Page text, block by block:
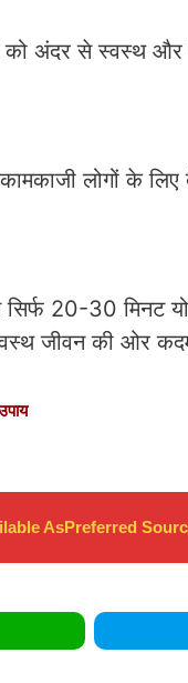
को अंदर से स्वस्थ और
लोगों के लिए
20-30 मिनट
जीवन की ओर
AsPreferred